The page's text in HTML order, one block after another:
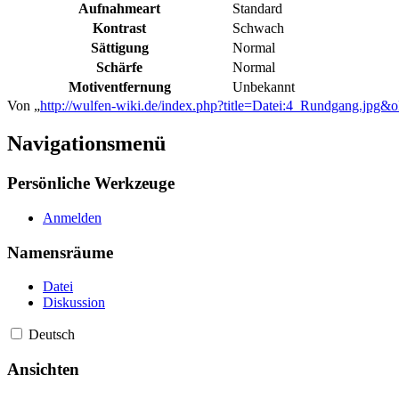
Aufnahmeart
Standard
Kontrast
Schwach
Sättigung
Normal
Schärfe
Normal
Motiventfernung
Unbekannt
Von „http://wulfen-wiki.de/
Navigationsmenü
Persönliche Werkzeuge
Anmelden
Namensräume
Datei
Diskussion
Deutsch
Ansichten